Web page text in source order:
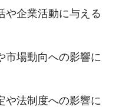
や企業活動に与える
市場動向への影響に
や法制度への影響に